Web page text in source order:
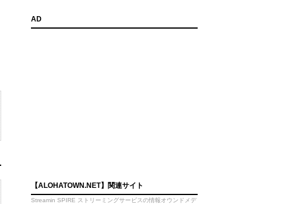
AD
【ALOHATOWN.NET】関連サイト
Streamin SPIRE ストリーミングサービスの情報オウンドメデ